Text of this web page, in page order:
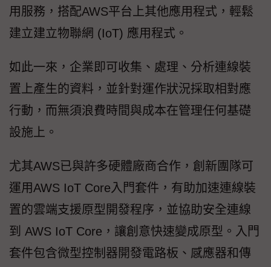
用服務，搭配AWS平台上其他應用程式，輕鬆
建立建立物聯網 (IoT) 應用程式。
如此一來，企業即可收集、處理、分析連線裝
置上產生的資料，並針對運作狀況採取相對應
行動，而無須浪費時間與成本在管理任何基礎
設施上。
尤其AWS已與許多硬體廠商合作，創新團隊可
運用AWS IoT Core入門套件，有助加速連線裝
置的雲端支援原型開發程序，並協助安全連線
到 AWS IoT Core，讓創意快速變成原型。入門
套件包含微型控制器開發電路板、感應器和傳